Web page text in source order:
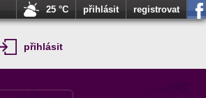
25 °C přihlásit registrovat
přihlásit